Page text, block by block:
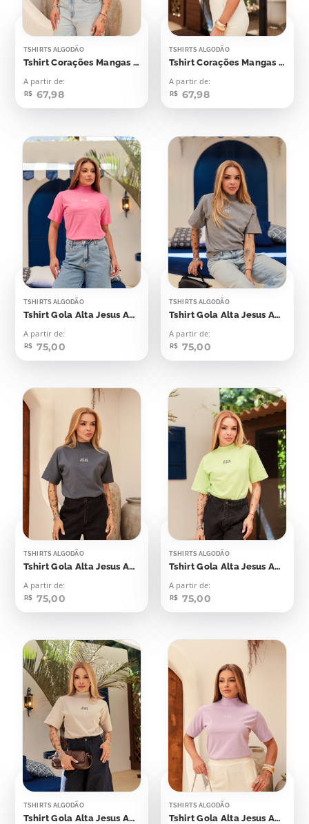
TSHIRTS ALGODÃO
Tshirt Corações Mangas Aplicação
A partir de:
R$ 67,98
TSHIRTS ALGODÃO
Tshirt Corações Mangas Aplicação
A partir de:
R$ 67,98
TSHIRTS ALGODÃO
Tshirt Gola Alta Jesus Aplicação
A partir de:
R$ 75,00
TSHIRTS ALGODÃO
Tshirt Gola Alta Jesus Aplicação
A partir de:
R$ 75,00
TSHIRTS ALGODÃO
Tshirt Gola Alta Jesus Aplicação
A partir de:
R$ 75,00
TSHIRTS ALGODÃO
Tshirt Gola Alta Jesus Aplicação
A partir de:
R$ 75,00
TSHIRTS ALGODÃO
Tshirt Gola Alta Jesus Aplicação
TSHIRTS ALGODÃO
Tshirt Gola Alta Jesus Aplicação